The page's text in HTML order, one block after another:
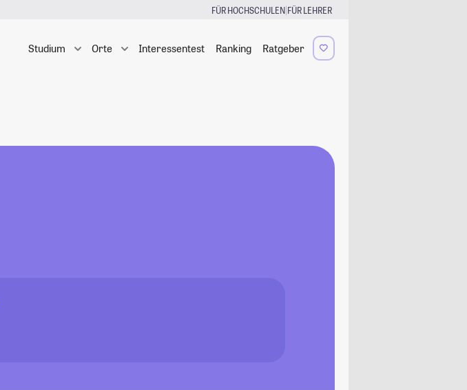
FÜR HOCHSCHULEN|FÜR LEHRER
Studium Orte Interessentest Ranking Ratgeber